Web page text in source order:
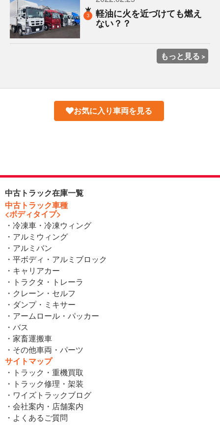
3 軽油に火を近づけても燃え
ない？？
もっと見る
お気に入り車両を見る
中古トラック在庫一覧
中古トラック車種
<ボディタイプ>
・冷凍車・冷凍ウィング
・アルミウィング
・アルミバン
・平ボディ・アルミブロック
・キャリアカー
・トラクタ・トレーラ
・クレーン・セルフ
・ダンプ・ミキサー
・アームロール・パッカー
・バス
・家畜運搬車
・その他車両・パーツ
サイトマップ
・トラック・重機買取
・トラック修理・架装
・ワイズトラックブログ
・会社案内・店舗案内
・よくあるご質問